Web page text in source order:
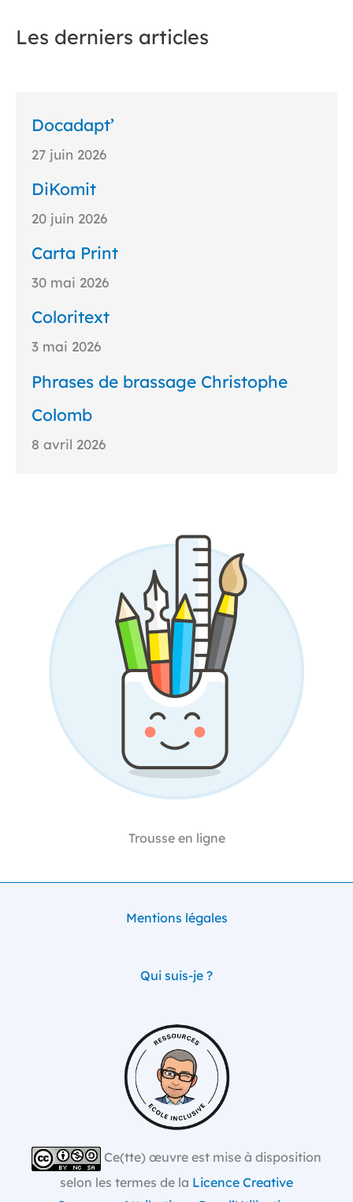
Les derniers articles
Docadapt’
27 juin 2026
DiKomit
20 juin 2026
Carta Print
30 mai 2026
Coloritext
3 mai 2026
Phrases de brassage Christophe
Colomb
8 avril 2026
Trousse en ligne
Mentions légales
Qui suis-je ?
Ce(tte) œuvre est mise à disposition
selon les termes de la Licence Creative